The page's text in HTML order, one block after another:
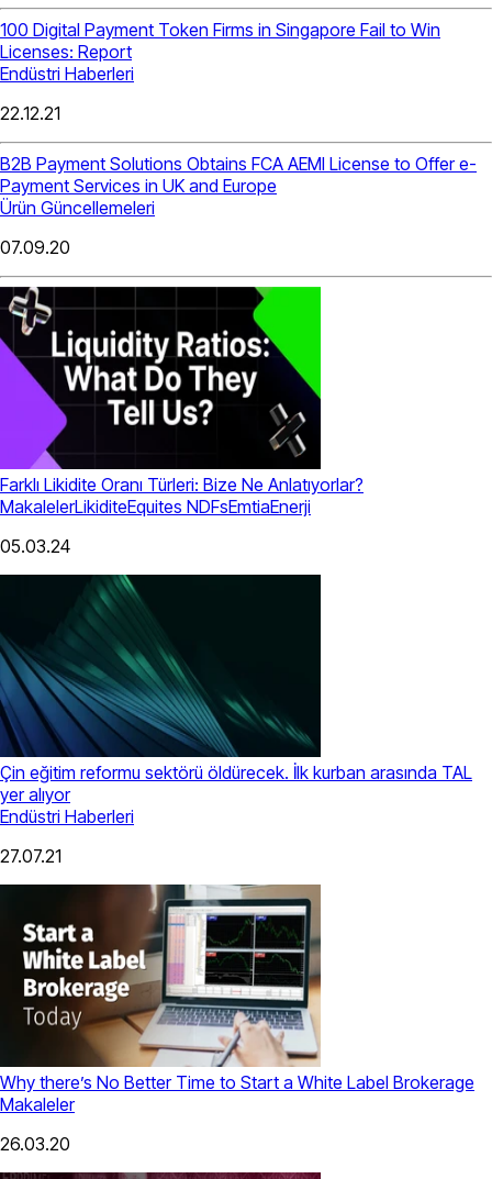
100 Digital Payment Token Firms in Singapore Fail to Win
Licenses: Report
Endüstri Haberleri
22.12.21
B2B Payment Solutions Obtains FCA AEMI License to Offer e-
Payment Services in UK and Europe
Ürün Güncellemeleri
07.09.20
Farklı Likidite Oranı Türleri: Bize Ne Anlatıyorlar?
MakalelerLikiditeEquites NDFsEmtiaEnerji
05.03.24
Çin eğitim reformu sektörü öldürecek. İlk kurban arasında TAL
yer alıyor
Endüstri Haberleri
27.07.21
Why there’s No Better Time to Start a White Label Brokerage
Makaleler
26.03.20